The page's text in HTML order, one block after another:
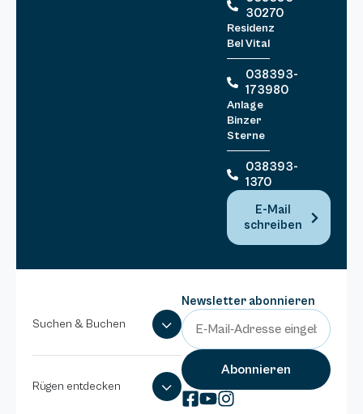
30270
Residenz
Bel Vital
038393-
173980
Anlage
Binzer
Sterne
038393-
1370
E-Mail
schreiben
Suchen & Buchen
Rügen entdecken
Newsletter abonnieren